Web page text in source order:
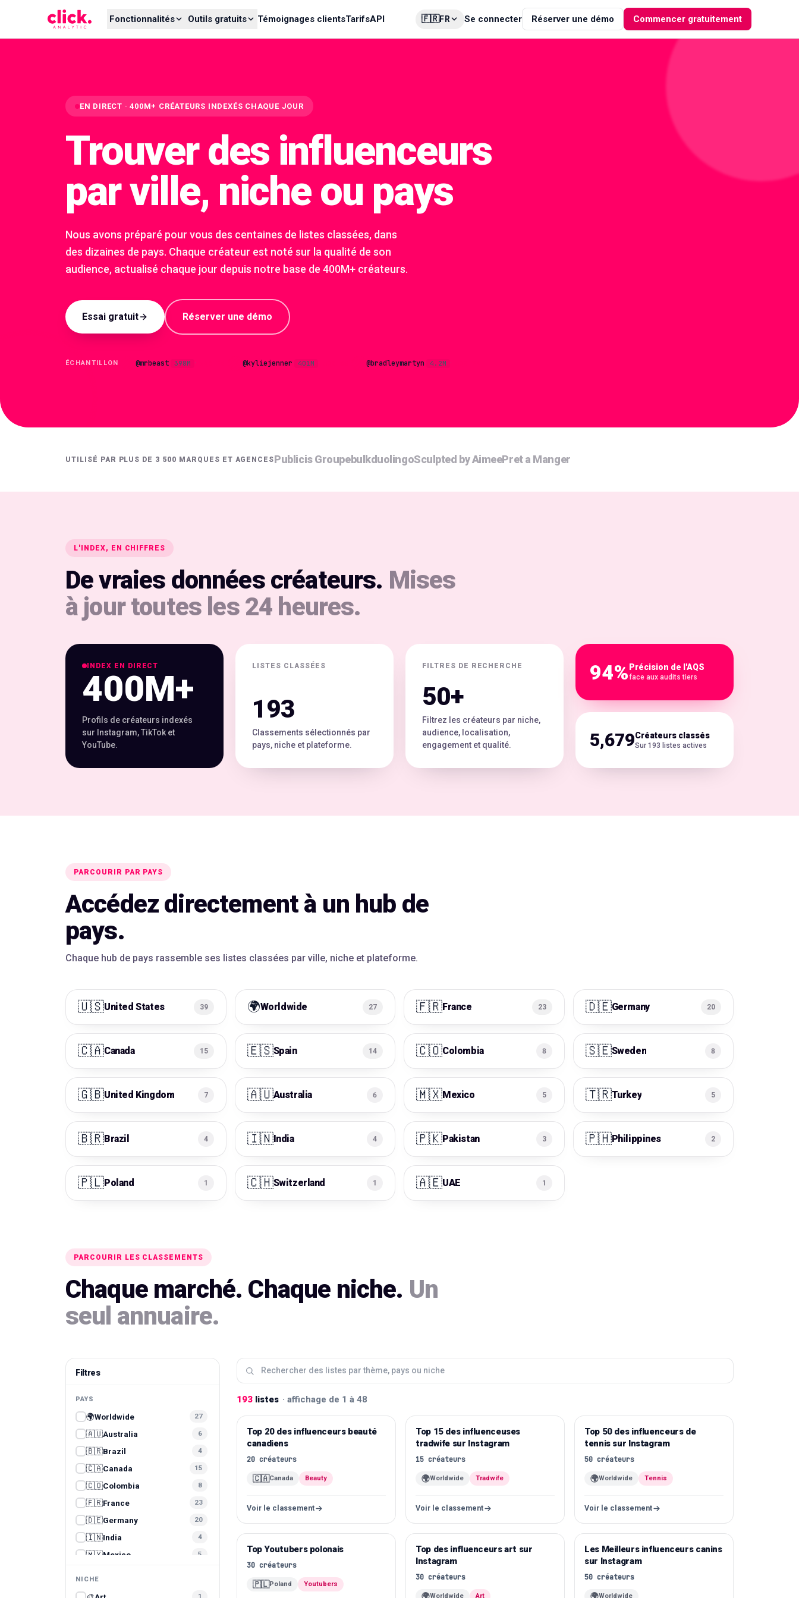
Fonctionnalités Outils gratuits Témoignages clientsTarifsAPI 🇫🇷FR Se connecter Réserver une démo Commencer gratuitement
EN DIRECT · 400M+ CRÉATEURS INDEXÉS CHAQUE JOUR
Trouver des influenceurs
par ville, niche ou pays
Nous avons préparé pour vous des centaines de listes classées, dans
des dizaines de pays. Chaque créateur est noté sur la qualité de son
audience, actualisé chaque jour depuis notre base de 400M+ créateurs.
Essai gratuit Réserver une démo
ÉCHANTILLON @mrbeast· 398M · @kyliejenner· 401M · @bradleymartyn· 4.2M ·
UTILISÉ PAR PLUS DE 3 500 MARQUES ET AGENCESPublicis GroupebulkduolingoSculpted by AimeePret a Manger
L'INDEX, EN CHIFFRES
De vraies données créateurs. Mises
à jour toutes les 24 heures.
INDEX EN DIRECT
400M+
Profils de créateurs indexés
sur Instagram, TikTok et
YouTube.
LISTES CLASSÉES
193
Classements sélectionnés par
pays, niche et plateforme.
FILTRES DE RECHERCHE
50+
Filtrez les créateurs par niche,
audience, localisation,
engagement et qualité.
94% Précision de l'AQS
face aux audits tiers
5,679Créateurs classés
Sur 193 listes actives
PARCOURIR PAR PAYS
Accédez directement à un hub de
pays.
Chaque hub de pays rassemble ses listes classées par ville, niche et plateforme.
🇺🇸United States 39 🌍Worldwide 27 🇫🇷France 23 🇩🇪Germany 20
🇨🇦Canada 15 🇪🇸Spain 14 🇨🇴Colombia 8 🇸🇪Sweden 8
🇬🇧United Kingdom 7 🇦🇺Australia 6 🇲🇽Mexico 5 🇹🇷Turkey 5
🇧🇷Brazil 4 🇮🇳India 4 🇵🇰Pakistan 3 🇵🇭Philippines 2
🇵🇱Poland 1 🇨🇭Switzerland 1 🇦🇪UAE 1
PARCOURIR LES CLASSEMENTS
Chaque marché. Chaque niche. Un
seul annuaire.
Filtres
PAYS
🌍Worldwide 27
🇦🇺Australia 6
🇧🇷Brazil 4
🇨🇦Canada 15
🇨🇴Colombia 8
🇫🇷France 23
🇩🇪Germany 20
🇮🇳India 4
🇲🇽Mexico 5
NICHE
1
193 listes · affichage de 1 à 48
Instagram
Top 20 des influenceurs beauté
canadiens
20 créateurs
🇨🇦Canada Beauty
Voir le classement
Instagram
Top 15 des influenceuses
tradwife sur Instagram
15 créateurs
🌍Worldwide Tradwife
Voir le classement
Instagram
Top 50 des influenceurs de
tennis sur Instagram
50 créateurs
🌍Worldwide Tennis
Voir le classement
YouTube
Top Youtubers polonais
30 créateurs
🇵🇱Poland Youtubers
Instagram
Top des influenceurs art sur
Instagram
30 créateurs
Worldwide Art
Instagram
Les Meilleurs influenceurs canins
sur Instagram
50 créateurs
Worldwide